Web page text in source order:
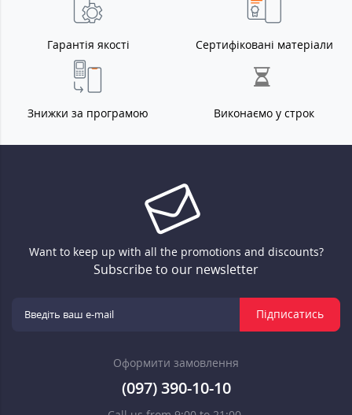
Гарантія якості Сертифіковані матеріали
Знижки за програмою Виконаємо у строк
Want to keep up with all the promotions and discounts?
Subscribe to our newsletter
Підписатись
Оформити замовлення
(097) 390-10-10